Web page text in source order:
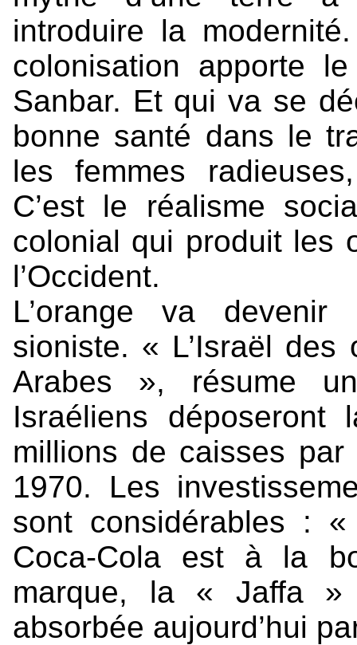
introduire la
colonisation apporte
Sanbar. Et qui va se
bonne santé dans le
les femmes
C’est le réalisme
colonial qui produit les
l’Occident.
L’orange va devenir
sioniste. « L’Israël des
Arabes », résume
Israéliens
millions de caisses par
1970. Les
sont considérables :
Coca-Cola est à la
marque, la « Jaffa
absorbée aujourd’hui